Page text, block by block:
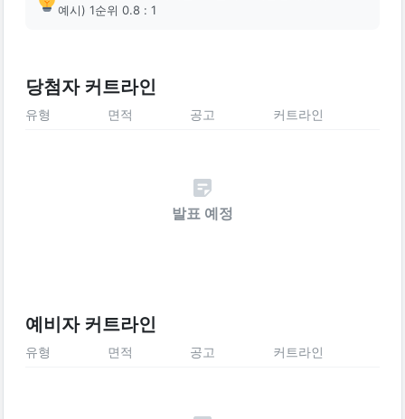
예시) 1순위 0.8 : 1
당첨자 커트라인
유형 면적 공고 커트라인
발표 예정
예비자 커트라인
유형 면적 공고 커트라인